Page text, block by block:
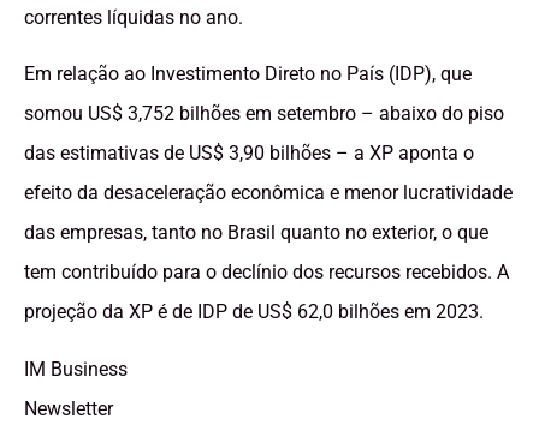
correntes líquidas no ano.
Em relação ao Investimento Direto no País (IDP), que
somou US$ 3,752 bilhões em setembro – abaixo do piso
das estimativas de US$ 3,90 bilhões – a XP aponta o
efeito da desaceleração econômica e menor lucratividade
das empresas, tanto no Brasil quanto no exterior, o que
tem contribuído para o declínio dos recursos recebidos. A
projeção da XP é de IDP de US$ 62,0 bilhões em 2023.
IM Business
Newsletter